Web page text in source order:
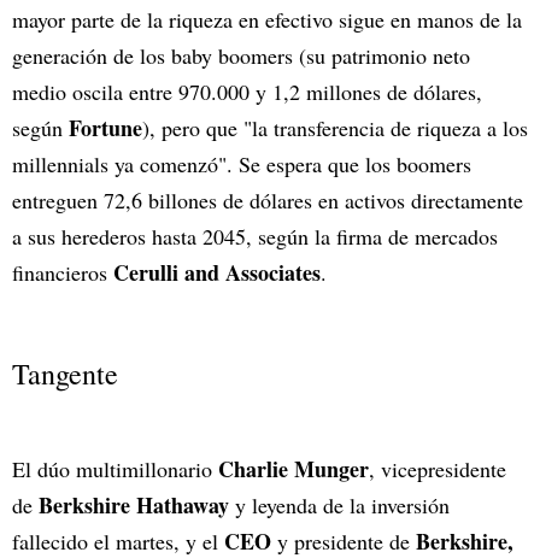
mayor parte de la riqueza en efectivo sigue en manos de la
generación de los baby boomers (su patrimonio neto
medio oscila entre 970.000 y 1,2 millones de dólares,
según Fortune), pero que "la transferencia de riqueza a los
millennials ya comenzó". Se espera que los boomers
entreguen 72,6 billones de dólares en activos directamente
a sus herederos hasta 2045, según la firma de mercados
financieros Cerulli and Associates.
Tangente
El dúo multimillonario Charlie Munger, vicepresidente
de Berkshire Hathaway y leyenda de la inversión
fallecido el martes, y el CEO y presidente de Berkshire,